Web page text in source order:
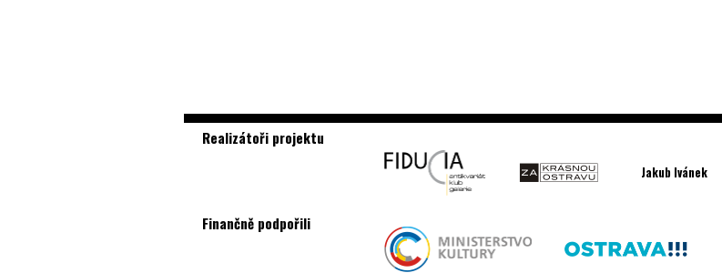
Realizátoři projektu
Jakub Ivánek
Finančně podpořili